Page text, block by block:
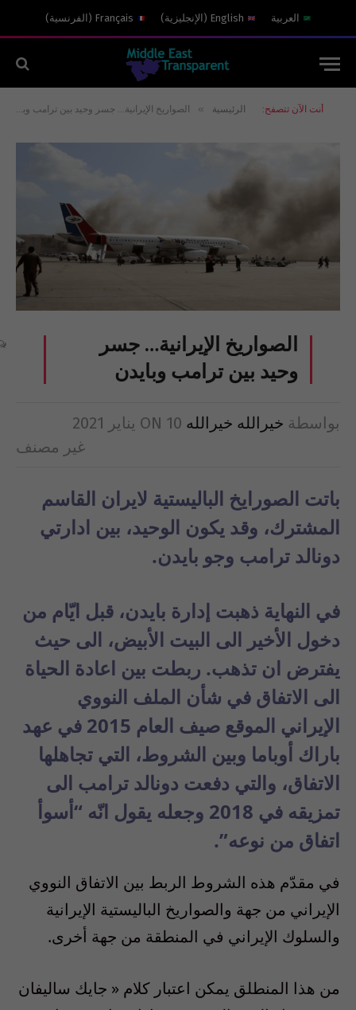
العربية English
( الإنجليزية)
Français
( الفرنسية)
أنت الآن تتصفح: الرئيسية » الصواريخ الإيرانية… جسر وحيد بين ترامب وبايدن
الصواريخ الإيرانية… جسر
وحيد بين ترامب وبايدن
بواسطة خيرالله خيرالله ON 10 يناير 2021
غير مصنف
باتت الصورايخ الباليستية لايران القاسم
المشترك، وقد يكون الوحيد، بين ادارتي
دونالد ترامب وجو بايدن.
في النهاية ذهبت إدارة بايدن، قبل ايّام من
دخول الأخير الى البيت الأبيض، الى حيث
يفترض ان تذهب. ربطت بين اعادة الحياة
الى الاتفاق في شأن الملف النووي
الإيراني الموقع صيف العام 2015 في عهد
باراك أوباما وبين الشروط، التي تجاهلها
الاتفاق، والتي دفعت دونالد ترامب الى
تمزيقه في 2018 وجعله يقول انّه “أسوأ
اتفاق من نوعه”.
في مقدّم هذه الشروط الربط بين الاتفاق النووي
الإيراني من جهة والصواريخ الباليستية الإيرانية
والسلوك الإيراني في المنطقة من جهة أخرى.
من هذا المنطلق يمكن اعتبار كلام « جايك ساليفان